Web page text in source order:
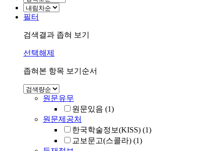
필터
검색결과 좁혀 보기
선택해제
좁혀본 항목 보기순서
원문유무
원문있음 (1)
원문제공처
한국학술정보(KISS) (1)
교보문고(스콜라) (1)